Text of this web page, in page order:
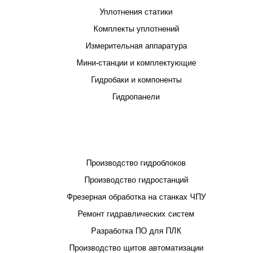
Уплотнения статики
Комплекты уплотнений
Измерительная аппаратура
Мини-станции и комплектующие
Гидробаки и компоненты
Гидропанели
Производство гидроблоков
Производство гидростанций
Фрезерная обработка на станках ЧПУ
Ремонт гидравлических систем
Разработка ПО для ПЛК
Производство щитов автоматизации